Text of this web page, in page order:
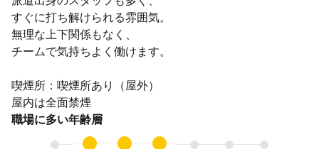
すぐに打ち解けられる雰囲気。
無理な上下関係もなく、
チームで気持ちよく働けます。
喫煙所：喫煙所あり（屋外）
屋内は全面禁煙
職場に多い年齢層